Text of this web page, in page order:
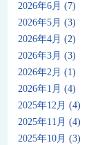
2026年6月 (7)
2026年5月 (3)
2026年4月 (2)
2026年3月 (3)
2026年2月 (1)
2026年1月 (4)
2025年12月 (4)
2025年11月 (4)
2025年10月 (3)